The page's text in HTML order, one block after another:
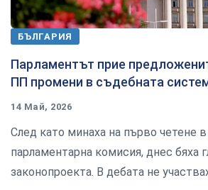
БЪЛГАРИЯ
Парламентът прие
ПП промени в съдебната
14 Май, 2026
След като минаха на първо четене
парламентарна комисия, днес бяха
законопроекта. В дебата не